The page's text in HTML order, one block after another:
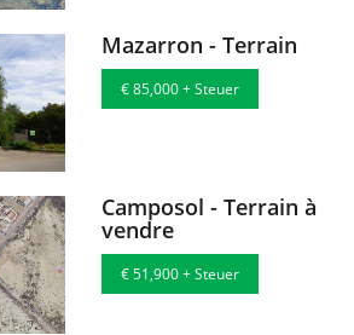
Mazarron - Terrain
€ 85,000 + Steuer
Camposol - Terrain à
vendre
€ 51,900 + Steuer